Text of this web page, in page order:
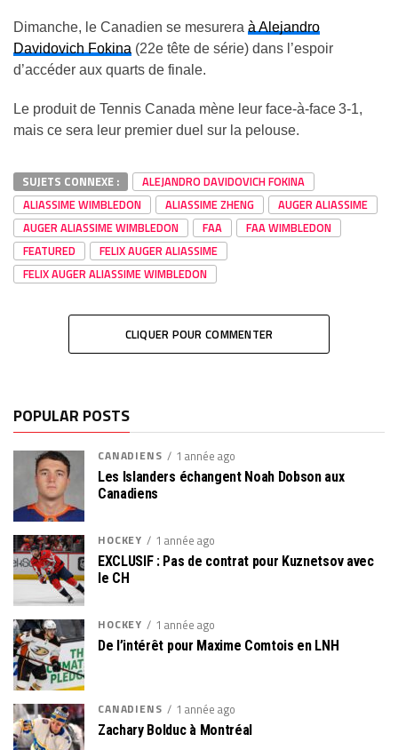
Dimanche, le Canadien se mesurera à Alejandro
Davidovich Fokina (22e tête de série) dans l’espoir
d’accéder aux quarts de finale.
Le produit de Tennis Canada mène leur face-à-face 3-1,
mais ce sera leur premier duel sur la pelouse.
SUJETS CONNEXE :
ALEJANDRO DAVIDOVICH FOKINA
ALIASSIME WIMBLEDON
ALIASSIME ZHENG
AUGER ALIASSIME
AUGER ALIASSIME WIMBLEDON
FAA
FAA WIMBLEDON
FEATURED
FELIX AUGER ALIASSIME
FELIX AUGER ALIASSIME WIMBLEDON
CLIQUER POUR COMMENTER
POPULAR POSTS
CANADIENS 1 année ago
Les Islanders échangent Noah Dobson aux
Canadiens
HOCKEY 1 année ago
EXCLUSIF : Pas de contrat pour Kuznetsov avec
le CH
HOCKEY 1 année ago
De l’intérêt pour Maxime Comtois en LNH
CANADIENS 1 année ago
Zachary Bolduc à Montréal